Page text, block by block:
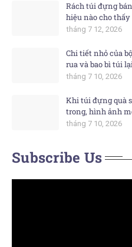
Rách túi đựng
hiệu nào cho
tháng 7 12, 2026
Chi tiết nhỏ của
rua và bao bì túi
tháng 7 10, 2026
Khi túi đựng quà
trong, hình ảnh
tháng 7 10, 2026
Subscribe Us